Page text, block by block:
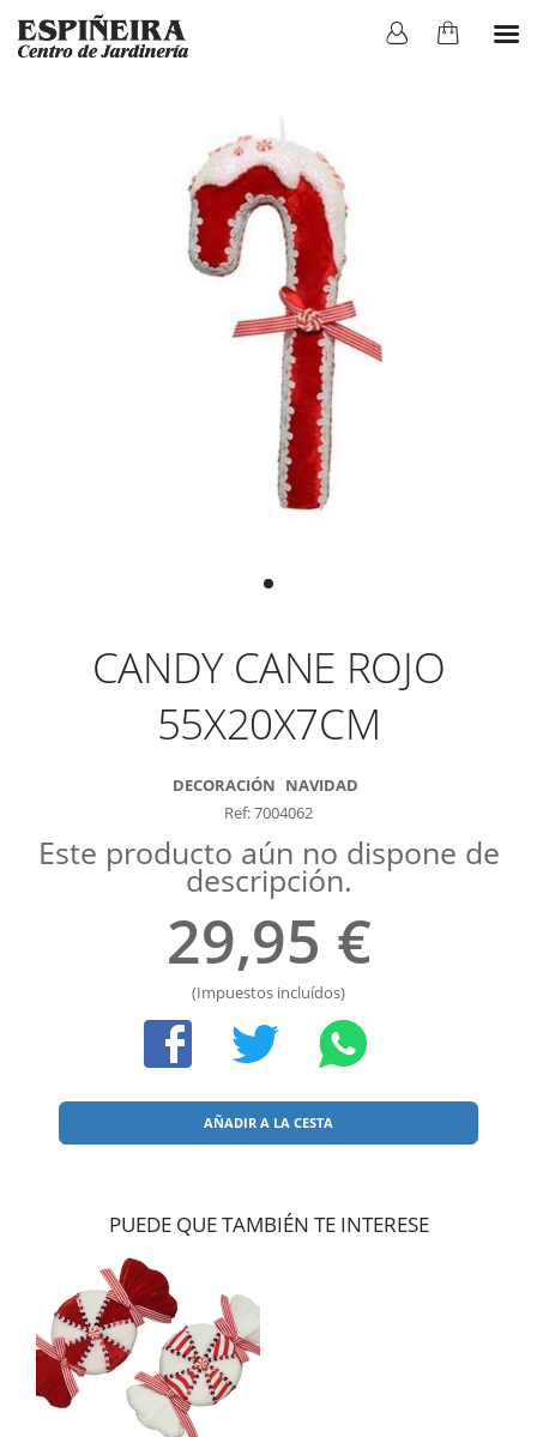
CANDY CANE ROJO
55X20X7CM
DECORACIÓN NAVIDAD
Ref: 7004062
Este producto aún no dispone de
descripción.
29,95 €
(Impuestos incluídos)
AÑADIR A LA CESTA
PUEDE QUE TAMBIÉN TE INTERESE